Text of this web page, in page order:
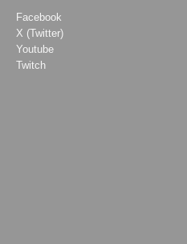
Facebook
X (Twitter)
Youtube
Twitch